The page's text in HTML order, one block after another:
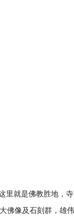
里就是佛教胜地，寺
佛像及石刻群，雄伟